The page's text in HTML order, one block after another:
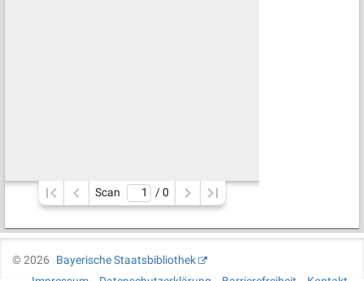
Scan / 0
©2026
Bayerische Staatsbibliothek